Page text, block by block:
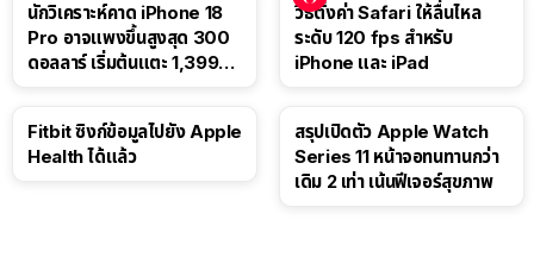
นักวิเคราะห์คาด iPhone 18
Pro อาจแพงขึ้นสูงสุด 300
ดอลลาร์ เริ่มต้นแตะ 1,399
วิธีตั้งค่า Safari ให้ลื่นไหล
ระดับ 120 fps สำหรับ
iPhone และ iPad
Fitbit ซิงก์ข้อมูลไปยัง Apple
Health ได้แล้ว
สรุปเปิดตัว Apple Watch
Series 11 หน้าจอทนทานกว่า
เดิม 2 เท่า เน้นฟีเจอร์สุขภาพ